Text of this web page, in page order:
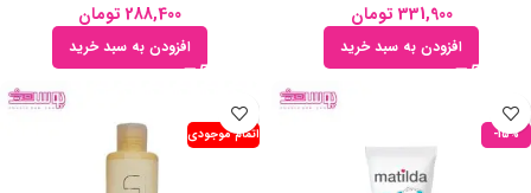
331,900 تومان
افزودن به سبد خرید
288,400 تومان
افزودن به سبد خرید
-15% اتمام موجودی